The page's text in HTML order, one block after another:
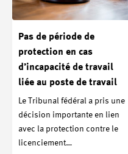
Pas de période de
protection en cas
d’incapacité de travail
liée au poste de travail
Le Tribunal fédéral a pris une
décision importante en lien
avec la protection contre le
licenciement…